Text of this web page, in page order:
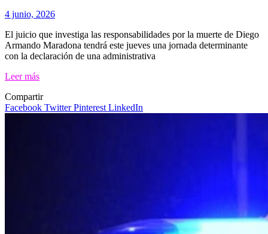
4 junio, 2026
El juicio que investiga las responsabilidades por la muerte de Diego
Armando Maradona tendrá este jueves una jornada determinante
con la declaración de una administrativa
Leer más
Compartir
Facebook TwitterPinterest LinkedIn